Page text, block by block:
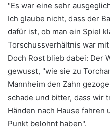
"Es war eine sehr
Ich glaube nicht, dass der
dafür ist, ob man ein Spiel
Torschussverhältnis war
Doch Rost blieb dabei: Der
gewusst, "wie sie zu
Mannheim den Zahn
schade und bitter, dass wir
Händen nach Hause fahren
Punkt belohnt haben".